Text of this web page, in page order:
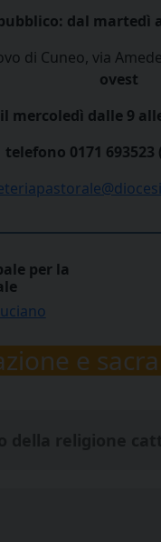
dal martedì
di Cuneo, via
ovest
mercoledì dalle 9
telefono 0171
per la
e